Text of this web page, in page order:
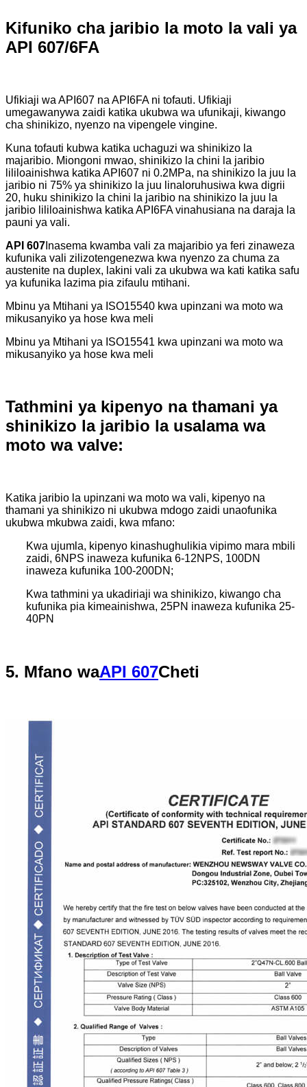
Kifuniko cha jaribio la moto la vali ya
API 607/6FA
Ufikiaji wa API607 na API6FA ni tofauti. Ufikiaji
umegawanywa zaidi katika ukubwa wa ufunikaji, kiwango
cha shinikizo, nyenzo na vipengele vingine.
Kuna tofauti kubwa katika uchaguzi wa shinikizo la
majaribio. Miongoni mwao, shinikizo la chini la jaribio
lililoainishwa katika API607 ni 0.2MPa, na shinikizo la juu la
jaribio ni 75% ya shinikizo la juu linaloruhusiwa kwa digrii
20, huku shinikizo la chini la jaribio na shinikizo la juu la
jaribio lililoainishwa katika API6FA vinahusiana na daraja la
pauni ya vali.
API 607 Inasema kwamba vali za majaribio ya feri zinaweza
kufunika vali zilizotengenezwa kwa nyenzo za chuma za
austenite na duplex, lakini vali za ukubwa wa kati katika safu
ya kufunika lazima pia zifaulu mtihani.
Mbinu ya Mtihani ya ISO15540 kwa upinzani wa moto wa
mikusanyiko ya hose kwa meli
Mbinu ya Mtihani ya ISO15541 kwa upinzani wa moto wa
mikusanyiko ya hose kwa meli
Tathmini ya kipenyo na thamani ya
shinikizo la jaribio la usalama wa
moto wa valve:
Katika jaribio la upinzani wa moto wa vali, kipenyo na
thamani ya shinikizo ni ukubwa mdogo zaidi unaofunika
ukubwa mkubwa zaidi, kwa mfano:
Kwa ujumla, kipenyo kinashughulikia vipimo mara mbili
zaidi, 6NPS inaweza kufunika 6-12NPS, 100DN
inaweza kufunika 100-200DN;
Kwa tathmini ya ukadiriaji wa shinikizo, kiwango cha
kufunika pia kimeainishwa, 25PN inaweza kufunika 25-
40PN
5. Mfano waAPI 607Cheti